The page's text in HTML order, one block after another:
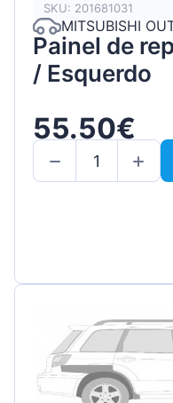
SKU: 201681031
MITSUBISHI
Painel de
/ Esquerdo
55.50€